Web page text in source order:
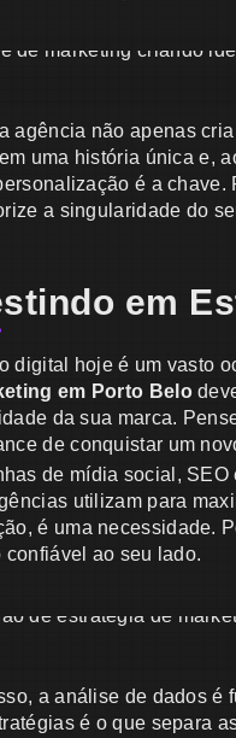
agência não apenas
uma história única e,
é a
a singularidade do
em
digital hoje é um vasto
em Porto Belo
da sua marca.
de conquistar um
de mídia social,
utilizam para
é uma necessidade.
confiável ao seu lado.
a análise de dados é
é o que separa